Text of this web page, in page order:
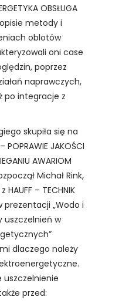
OBSŁUGA
metody i
oblotów
oni case
poprzez
naprawczych,
po integracje z
skupiła się na
POPRAWIE JAKOŚCI
AWARIOM
Michał Rink,
– TECHNIK
prezentacji „Wodo i
uszczelnień w
dlaczego należy
uszczelnienie
przed: